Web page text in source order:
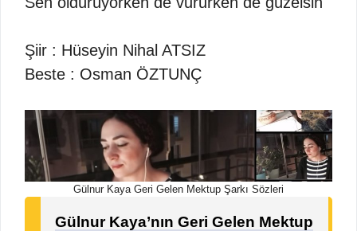
Şiir : Hüseyin Nihal ATSIZ
Beste : Osman ÖZTUNÇ
Gülnur Kaya Geri Gelen Mektup Şarkı Sözleri
Gülnur Kaya’nın Geri Gelen Mektup